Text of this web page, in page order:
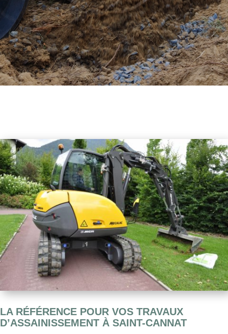
LA RÉFÉRENCE POUR VOS TRAVAUX
D’ASSAINISSEMENT À SAINT-CANNAT